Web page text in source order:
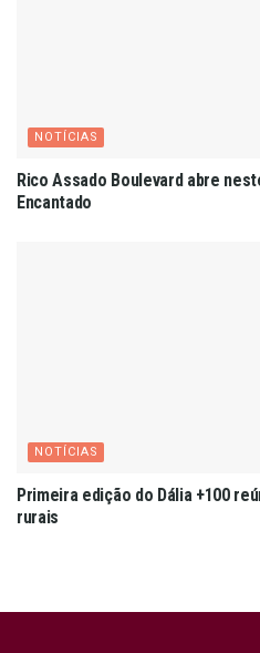
NOTÍCIAS
Rico Assado Boulevard abre
Encantado
NOTÍCIAS
Primeira edição do Dália +100
rurais